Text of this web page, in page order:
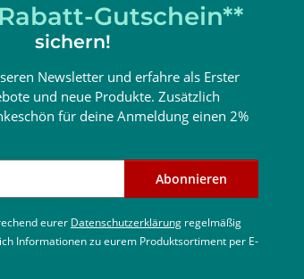
Gutschein**
sichern!
Newsletter und erfahre als Erster
und neue Produkte. Zusätzlich
für deine Anmeldung einen 2%
Abonnieren
eurer Datenschutzerklärung regelmäßig
Informationen zu eurem Produktsortiment per E-